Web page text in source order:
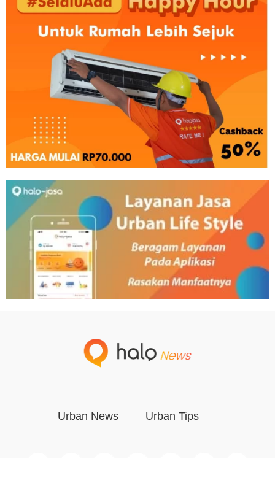
Urban News Urban Tips